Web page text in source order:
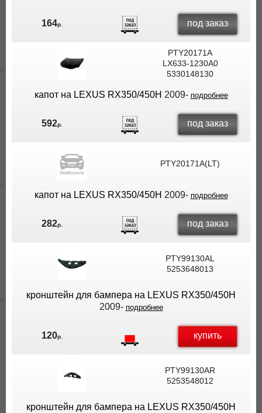
164р. под заказ
PTY20171A
LX633-1230A0
5330148130
капот на LEXUS RX350/450H 2009- подробнее
592р. под заказ
PTY20171A(LT)
капот на LEXUS RX350/450H 2009- подробнее
282р. под заказ
PTY99130AL
5253648013
кронштейн для бампера на LEXUS RX350/450H
2009- подробнее
120р. купить
PTY99130AR
5253548012
кронштейн для бампера на LEXUS RX350/450H